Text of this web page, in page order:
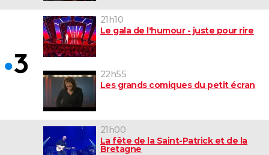
21h10
Le gala de l'humour - juste pour rire
22h55
Les grands comiques du petit écran
21h00
La fête de la Saint-Patrick et de la
Bretagne